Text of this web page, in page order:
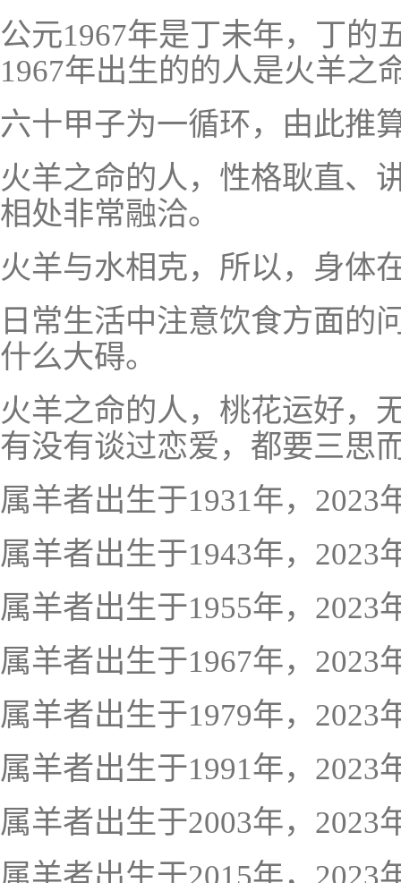
公元1967年是丁未年，丁的
1967年出生的的人是火羊之
六十甲子为一循环，由此推
火羊之命的人，性格耿直、
相处非常融洽。
火羊与水相克，所以，身体
日常生活中注意饮食方面的
什么大碍。
火羊之命的人，桃花运好，
有没有谈过恋爱，都要三思
属羊者出生于1931年，2023
属羊者出生于1943年，2023
属羊者出生于1955年，2023
属羊者出生于1967年，2023
属羊者出生于1979年，2023
属羊者出生于1991年，2023
属羊者出生于2003年，2023